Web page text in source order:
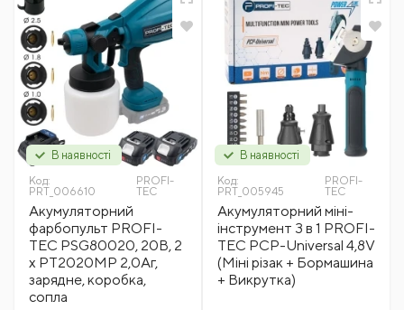
В наявності
Код:
PRT_006610
PROFI-
TEC
Акумуляторний
фарбопульт PROFI-
TEC PSG80020, 20В, 2
х PT2020MP 2,0Аг,
зарядне, коробка,
сопла
В наявності
Код:
PRT_005945
PROFI-
TEC
Акумуляторний міні-
інструмент 3 в 1 PROFI-
TEC PCP-Universal 4,8V
(Міні різак + Бормашина
+ Викрутка)